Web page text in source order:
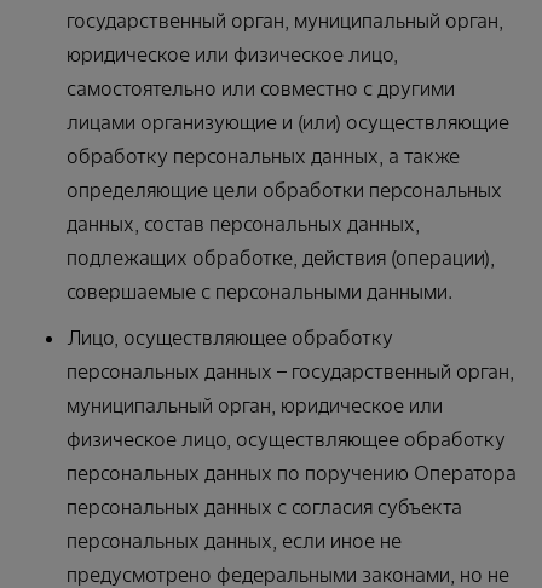
государственный орган, муниципальный орган,
юридическое или физическое лицо,
самостоятельно или совместно с другими
лицами организующие и (или) осуществляющие
обработку персональных данных, а также
определяющие цели обработки персональных
данных, состав персональных данных,
подлежащих обработке, действия (операции),
совершаемые с персональными данными.
Лицо, осуществляющее обработку
персональных данных – государственный орган,
муниципальный орган, юридическое или
физическое лицо, осуществляющее обработку
персональных данных по поручению Оператора
персональных данных с согласия субъекта
персональных данных, если иное не
предусмотрено федеральными законами, но не